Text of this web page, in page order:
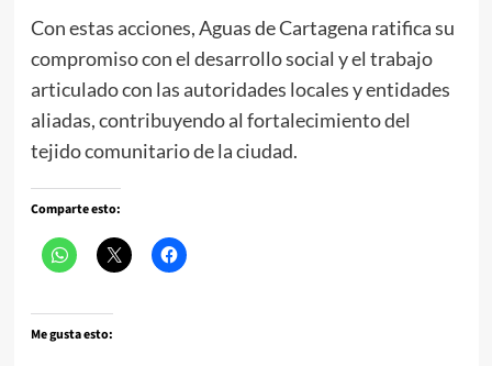
Con estas acciones, Aguas de Cartagena ratifica su
compromiso con el desarrollo social y el trabajo
articulado con las autoridades locales y entidades
aliadas, contribuyendo al fortalecimiento del
tejido comunitario de la ciudad.
Comparte esto:
Me gusta esto: